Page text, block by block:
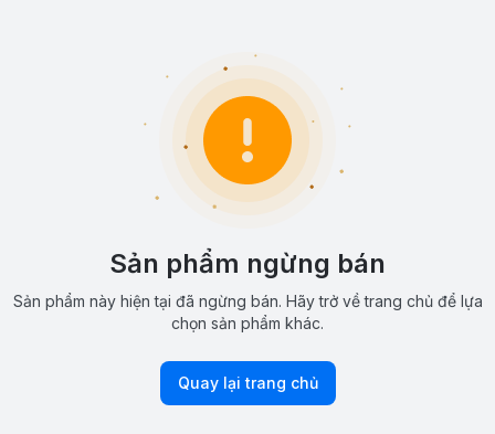
Sản phẩm ngừng bán
Sản phẩm này hiện tại đã ngừng bán. Hãy trở về trang chủ để lựa
chọn sản phẩm khác.
Quay lại trang chủ